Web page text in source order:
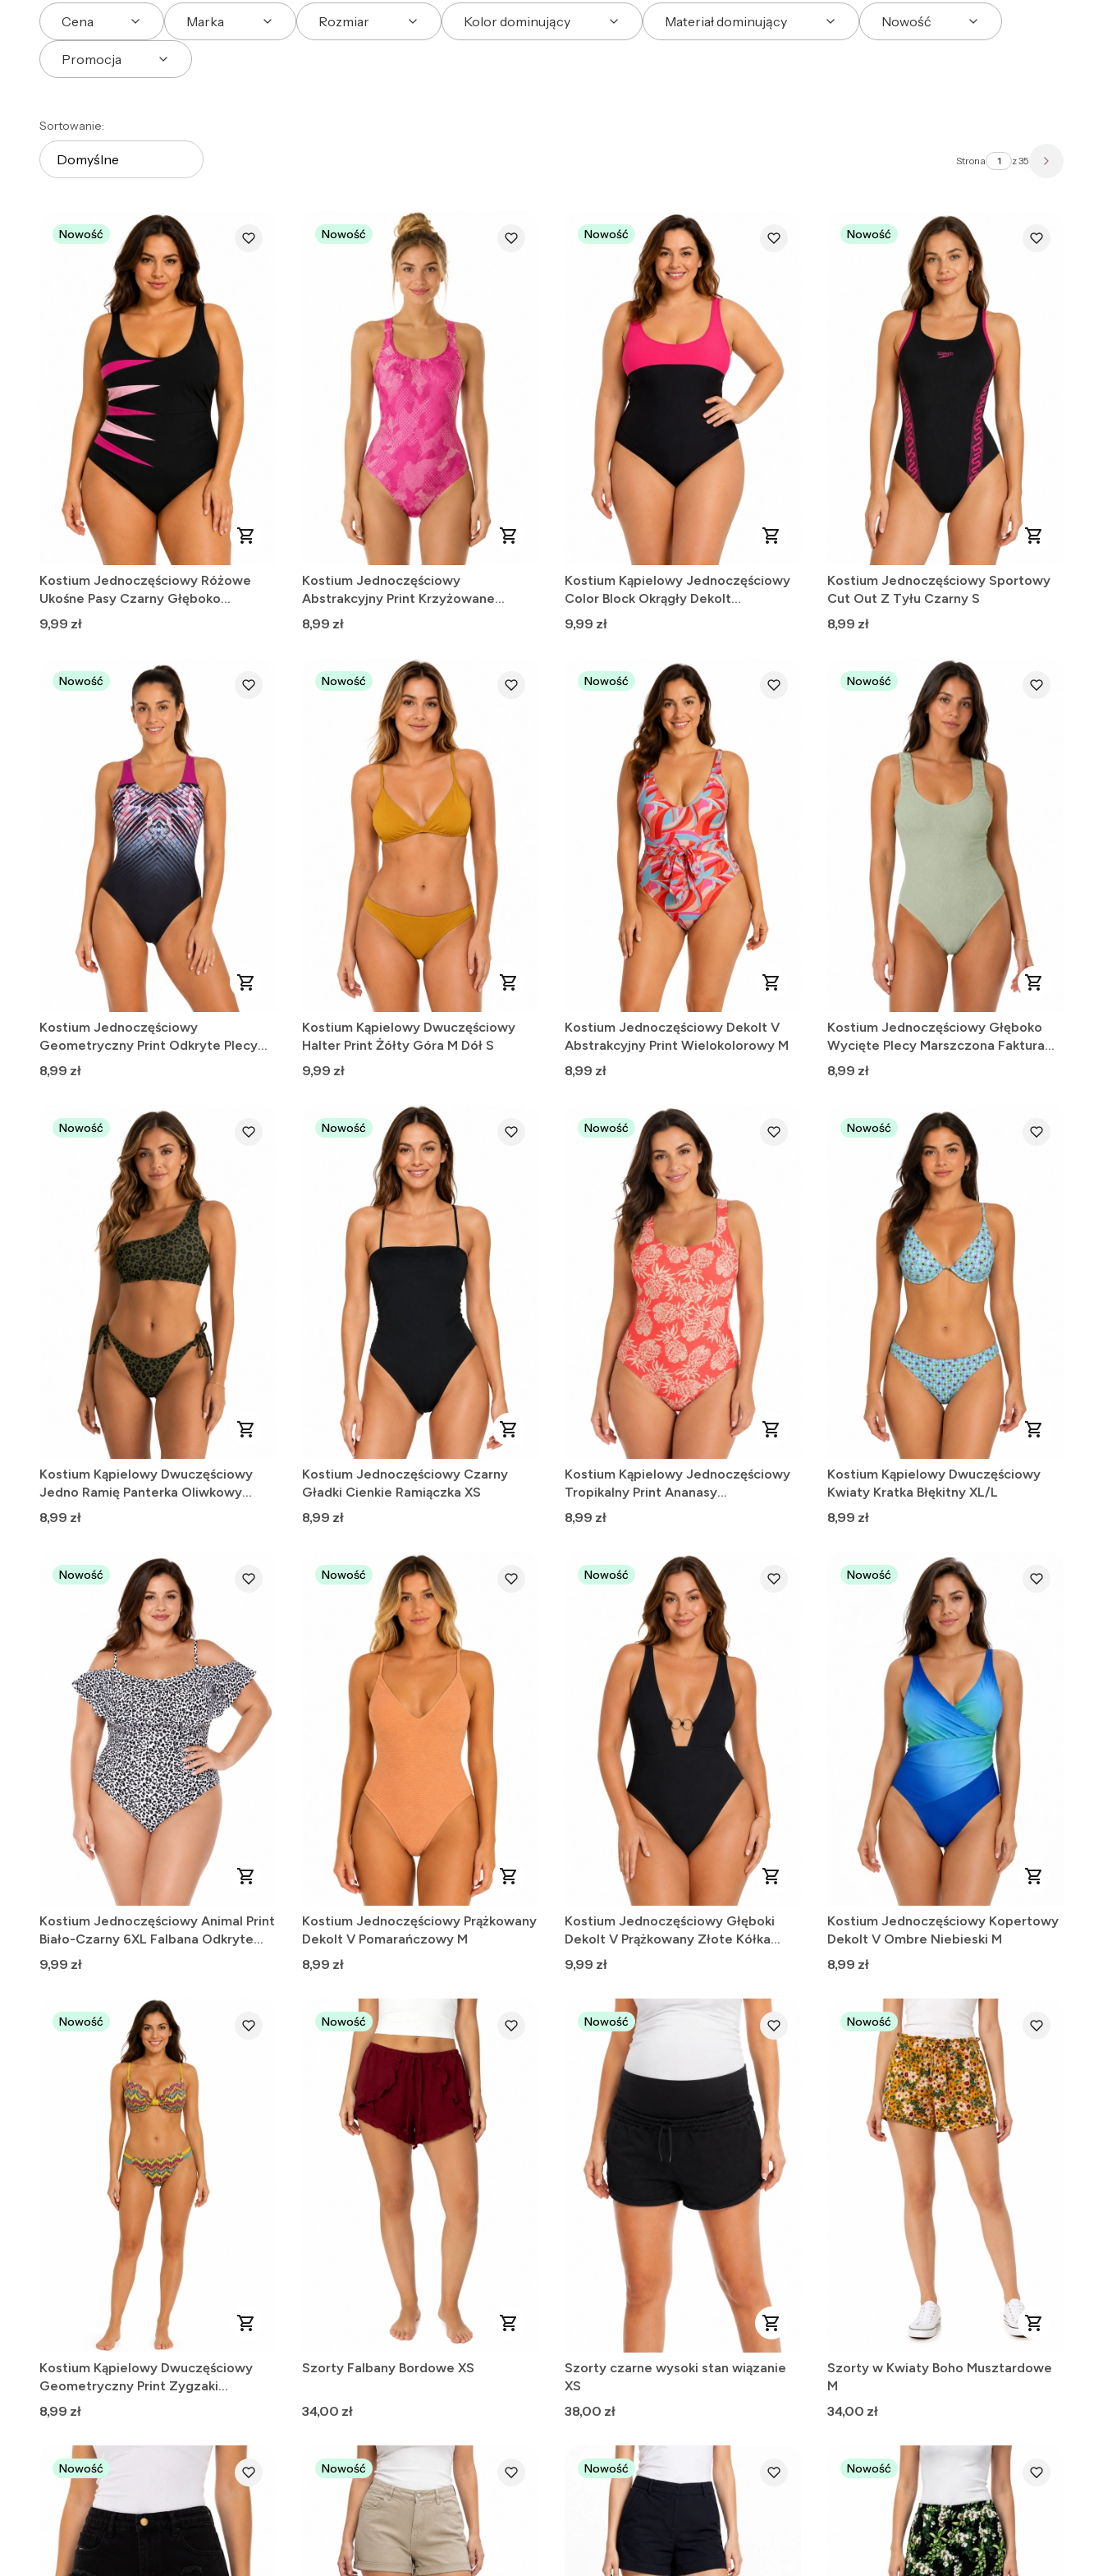
Cena Marka Rozmiar Kolor dominujący Materiał dominujący Nowość
Promocja
Lista produktów
Sortowanie:
Domyślne Strona z 35 Następne
Nowość
Kostium Jednoczęściowy Różowe
Ukośne Pasy Czarny Głęboko
Wycięte Plecy L
Cena
9,99 zł
Nowość
Kostium Jednoczęściowy
Abstrakcyjny Print Krzyżowane
Ramiączka Fuksja 146-156cm
Cena
8,99 zł
Nowość
Kostium Kąpielowy Jednoczęściowy
Color Block Okrągły Dekolt
Czarny/Różowy L
Cena
9,99 zł
Nowość
Kostium Jednoczęściowy Sportowy
Cut Out Z Tyłu Czarny S
Cena
8,99 zł
Nowość
Kostium Jednoczęściowy
Geometryczny Print Odkryte Plecy
Czarno-Fioletowy M
Cena
8,99 zł
Nowość
Kostium Kąpielowy Dwuczęściowy
Halter Print Żółty Góra M Dół S
Cena
9,99 zł
Nowość
Kostium Jednoczęściowy Dekolt V
Abstrakcyjny Print Wielokolorowy M
Cena
8,99 zł
Nowość
Kostium Jednoczęściowy Głęboko
Wycięte Plecy Marszczona Faktura
Szałwiowy S
Cena
8,99 zł
Nowość
Kostium Kąpielowy Dwuczęściowy
Jedno Ramię Panterka Oliwkowy
XL/M
Cena
8,99 zł
Nowość
Kostium Jednoczęściowy Czarny
Gładki Cienkie Ramiączka XS
Cena
8,99 zł
Nowość
Kostium Kąpielowy Jednoczęściowy
Tropikalny Print Ananasy
Pomarańczowy L
Cena
8,99 zł
Nowość
Kostium Kąpielowy Dwuczęściowy
Kwiaty Kratka Błękitny XL/L
Cena
8,99 zł
Nowość
Kostium Jednoczęściowy Animal Print
Biało-Czarny 6XL Falbana Odkryte
Ramiona
Cena
9,99 zł
Nowość
Kostium Jednoczęściowy Prążkowany
Dekolt V Pomarańczowy M
Cena
8,99 zł
Nowość
Kostium Jednoczęściowy Głęboki
Dekolt V Prążkowany Złote Kółka
Czarny L
Cena
9,99 zł
Nowość
Kostium Jednoczęściowy Kopertowy
Dekolt V Ombre Niebieski M
Cena
8,99 zł
Nowość
Kostium Kąpielowy Dwuczęściowy
Geometryczny Print Zygzaki
Wielokolorowy M
Cena
8,99 zł
Nowość
Szorty Falbany Bordowe XS
Cena
34,00 zł
Nowość
Szorty czarne wysoki stan wiązanie
XS
Cena
38,00 zł
Nowość
Szorty w Kwiaty Boho Musztardowe
M
Cena
34,00 zł
Nowość Nowość Nowość Nowość